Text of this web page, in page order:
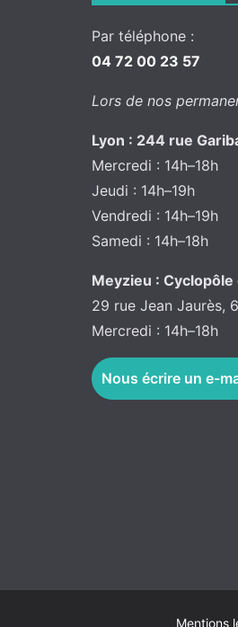
Par téléphone :
04 72 00 23 57
Lors de nos
Lyon : 244 rue
Mercredi : 14h–18h
Jeudi : 14h–19h
Vendredi : 14h–19h
Samedi : 14h–18h
Meyzieu :
29 rue Jean Jaurès,
Mercredi : 14h–18h
Nous écrire un e-
Mentions